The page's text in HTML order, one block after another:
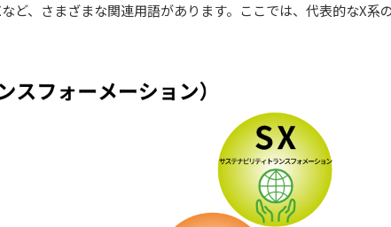
ど、さまざまな関連用語があります。ここでは、代表的なX系